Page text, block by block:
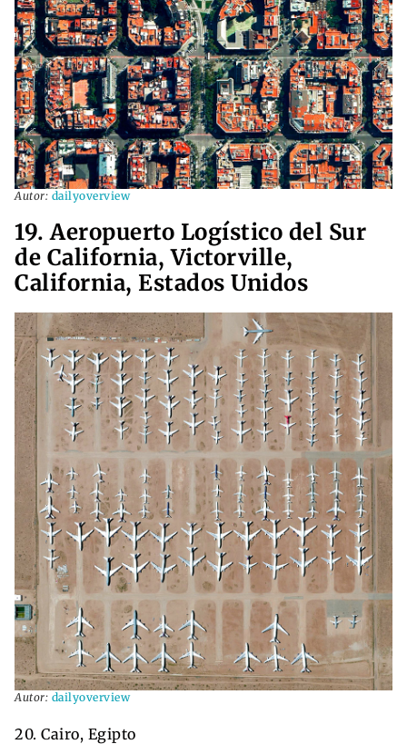
Autor: dailyoverview
19. Aeropuerto Logístico del Sur
de California, Victorville,
California, Estados Unidos
Autor: dailyoverview
20. Cairo, Egipto